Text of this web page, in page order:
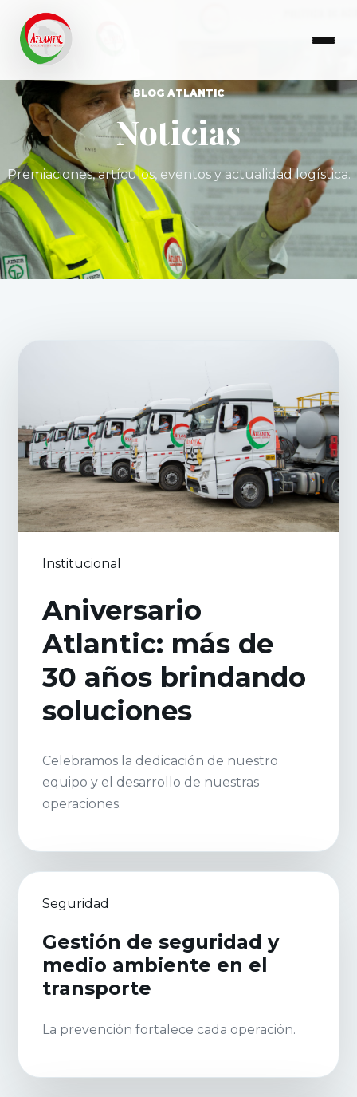
BLOG ATLANTIC
Noticias
Premiaciones, artículos, eventos y actualidad logística.
Institucional
Aniversario
Atlantic: más de
30 años brindando
soluciones
Celebramos la dedicación de nuestro
equipo y el desarrollo de nuestras
operaciones.
Seguridad
Gestión de seguridad y
medio ambiente en el
transporte
La prevención fortalece cada operación.